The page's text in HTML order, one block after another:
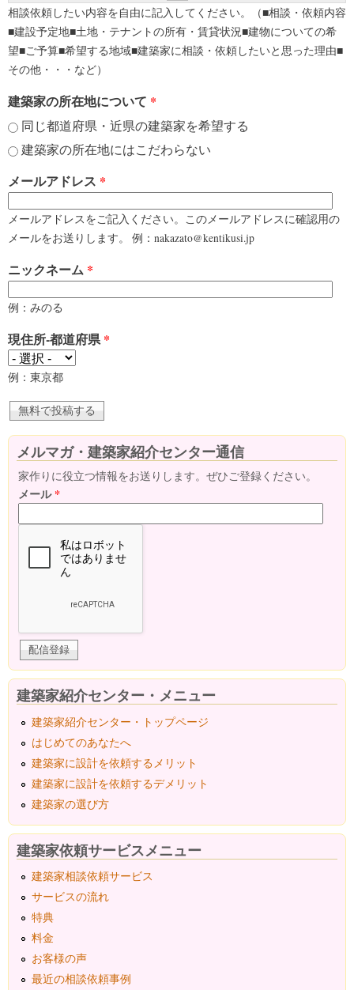
相談依頼したい内容を自由に記入してください。（■相談・依頼内容
■建設予定地■土地・テナントの所有・賃貸状況■建物についての希
望■ご予算■希望する地域■建築家に相談・依頼したいと思った理由■
その他・・・など）
建築家の所在地について *
同じ都道府県・近県の建築家を希望する
建築家の所在地にはこだわらない
メールアドレス *
メールアドレスをご記入ください。このメールアドレスに確認用の
メールをお送りします。 例：nakazato@kentikusi.jp
ニックネーム *
例：みのる
現住所-都道府県*
例：東京都
メルマガ・建築家紹介センター通信
家作りに役立つ情報をお送りします。ぜひご登録ください。
メール*
建築家紹介センター・メニュー
建築家紹介センター・トップページ
はじめてのあなたへ
建築家に設計を依頼するメリット
建築家に設計を依頼するデメリット
建築家の選び方
建築家依頼サービスメニュー
建築家相談依頼サービス
サービスの流れ
特典
料金
お客様の声
最近の相談依頼事例